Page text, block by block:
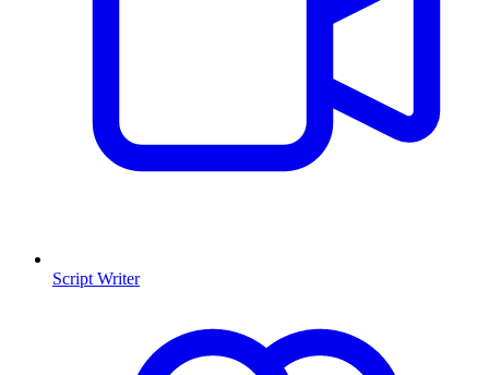
Script Writer